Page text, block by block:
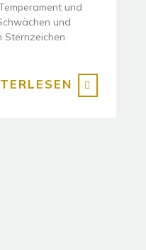
und
und
Sternzeichen